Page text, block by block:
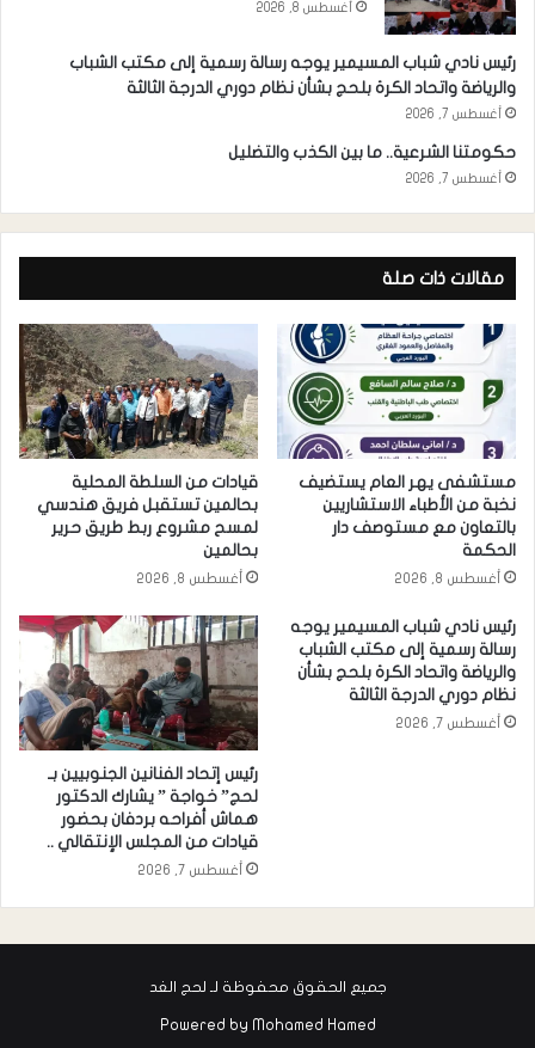
أغسطس 8, 2026
رئيس نادي شباب المسيمير يوجه رسالة رسمية إلى مكتب الشباب
والرياضة واتحاد الكرة بلحج بشأن نظام دوري الدرجة الثالثة
أغسطس 7, 2026
حكومتنا الشرعية.. ما بين الكذب والتضليل
أغسطس 7, 2026
مقالات ذات صلة
مستشفى يهر العام يستضيف
نخبة من الأطباء الاستشاريين
بالتعاون مع مستوصف دار
الحكمة
أغسطس 8, 2026
قيادات من السلطة المحلية
بحالمين تستقبل فريق هندسي
لمسح مشروع ربط طريق حرير
بحالمين
أغسطس 8, 2026
رئيس نادي شباب المسيمير يوجه
رسالة رسمية إلى مكتب الشباب
والرياضة واتحاد الكرة بلحج بشأن
نظام دوري الدرجة الثالثة
أغسطس 7, 2026
رئيس إتحاد الفنانين الجنوبيين بـ
لحج” خواجة ” يشارك الدكتور
هماش أفراحه بردفان بحضور
قيادات من المجلس الإنتقالي ..
أغسطس 7, 2026
جميع الحقوق محفوظة لـ لحج الغد
Powered by Mohamed Hamed